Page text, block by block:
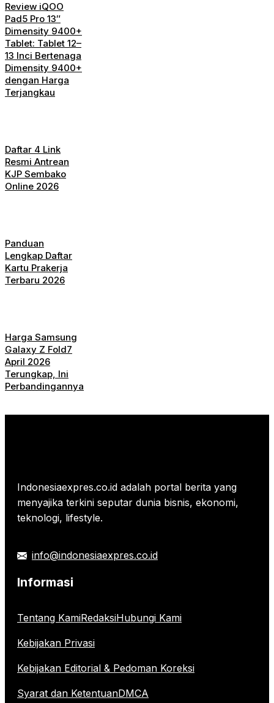
Review iQOO
Pad5 Pro 13″
Dimensity 9400+
Tablet: Tablet 12–
13 Inci Bertenaga
Dimensity 9400+
dengan Harga
Terjangkau
Daftar 4 Link
Resmi Antrean
KJP Sembako
Online 2026
Panduan
Lengkap Daftar
Kartu Prakerja
Terbaru 2026
Harga Samsung
Galaxy Z Fold7
April 2026
Terungkap, Ini
Perbandingannya
Indonesiaexpres.co.id adalah portal berita yang
menyajika terkini seputar dunia bisnis, ekonomi,
teknologi, lifestyle.
info@indonesiaexpres.co.id
Informasi
Tentang KamiRedaksiHubungi Kami
Kebijakan Privasi
Kebijakan Editorial & Pedoman Koreksi
Syarat dan KetentuanDMCA